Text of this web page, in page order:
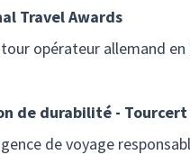
Travel Awards
opérateur allemand en
de durabilité - Tourcert
de voyage